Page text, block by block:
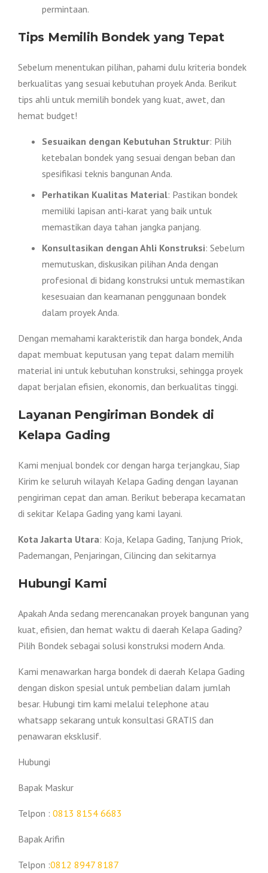
permintaan.
Tips Memilih Bondek yang Tepat
Sebelum menentukan pilihan, pahami dulu kriteria bondek
berkualitas yang sesuai kebutuhan proyek Anda. Berikut
tips ahli untuk memilih bondek yang kuat, awet, dan
hemat budget!
Sesuaikan dengan Kebutuhan Struktur: Pilih
ketebalan bondek yang sesuai dengan beban dan
spesifikasi teknis bangunan Anda.
Perhatikan Kualitas Material: Pastikan bondek
memiliki lapisan anti-karat yang baik untuk
memastikan daya tahan jangka panjang.
Konsultasikan dengan Ahli Konstruksi: Sebelum
memutuskan, diskusikan pilihan Anda dengan
profesional di bidang konstruksi untuk memastikan
kesesuaian dan keamanan penggunaan bondek
dalam proyek Anda.
Dengan memahami karakteristik dan harga bondek, Anda
dapat membuat keputusan yang tepat dalam memilih
material ini untuk kebutuhan konstruksi, sehingga proyek
dapat berjalan efisien, ekonomis, dan berkualitas tinggi.
Layanan Pengiriman Bondek di
Kelapa Gading
Kami menjual bondek cor dengan harga terjangkau, Siap
Kirim ke seluruh wilayah Kelapa Gading dengan layanan
pengiriman cepat dan aman. Berikut beberapa kecamatan
di sekitar Kelapa Gading yang kami layani.
Kota Jakarta Utara: Koja, Kelapa Gading, Tanjung Priok,
Pademangan, Penjaringan, Cilincing dan sekitarnya
Hubungi Kami
Apakah Anda sedang merencanakan proyek bangunan yang
kuat, efisien, dan hemat waktu di daerah Kelapa Gading?
Pilih Bondek sebagai solusi konstruksi modern Anda.
Kami menawarkan harga bondek di daerah Kelapa Gading
dengan diskon spesial untuk pembelian dalam jumlah
besar. Hubungi tim kami melalui telephone atau
whatsapp sekarang untuk konsultasi GRATIS dan
penawaran eksklusif.
Hubungi
Bapak Maskur
Telpon : 0813 8154 6683
Bapak Arifin
Telpon :0812 8947 8187